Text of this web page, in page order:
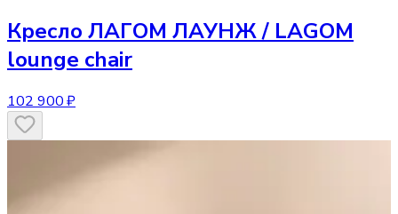
Кресло ЛАГОМ ЛАУНЖ / LAGOM
lounge chair
102 900 ₽